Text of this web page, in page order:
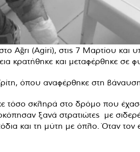
Ağrı (Agiri), στις 7 Μαρτίου
κρατήθηκε και μεταφέρθηκε σε
όπου αναφέρθηκε στη
σκληρά στο δρόμο που
ξανά στρατιώτες με
και τη μύτη με όπλο. Όταν τον